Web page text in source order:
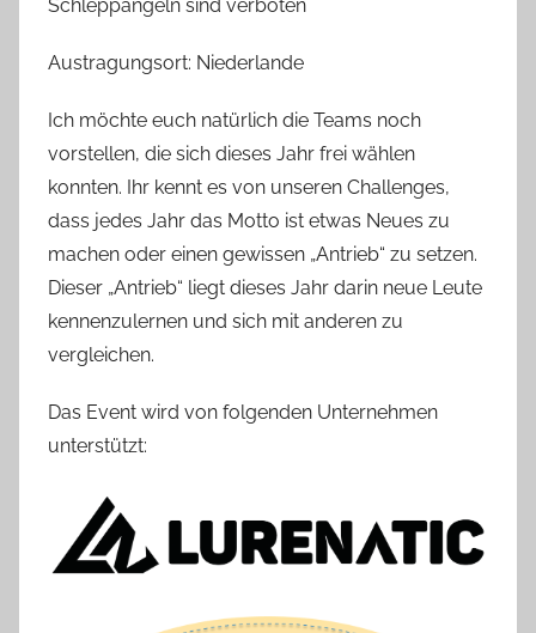
Schleppangeln sind verboten
Austragungsort: Niederlande
Ich möchte euch natürlich die Teams noch
vorstellen, die sich dieses Jahr frei wählen
konnten. Ihr kennt es von unseren Challenges,
dass jedes Jahr das Motto ist etwas Neues zu
machen oder einen gewissen „Antrieb“ zu setzen.
Dieser „Antrieb“ liegt dieses Jahr darin neue Leute
kennenzulernen und sich mit anderen zu
vergleichen.
Das Event wird von folgenden Unternehmen
unterstützt: